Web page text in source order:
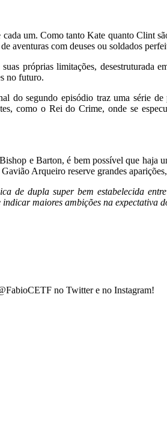
um. Como tanto Kate quanto Clint
aventuras com deuses ou soldados
próprias limitações, desestruturada
no futuro.
do segundo episódio traz uma série
como o Rei do Crime, onde se
e Barton, é bem possível que
Arqueiro reserve grandes
de dupla super bem estabelecida
maiores ambições na expectativa
no Twitter e no Instagram!